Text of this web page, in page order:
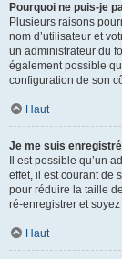
Pourquoi ne puis-je
Plusieurs raisons
nom d’utilisateur et
un administrateur du
également possible
configuration de son
Haut
Je me suis
Il est possible qu’un
effet, il est courant de
pour réduire la taille
ré-enregistrer et
Haut